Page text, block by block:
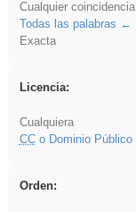
Cualquier coincidencia
Todas las palabras
Exacta
Licencia:
Cualquiera
CCo Dominio Público
Orden: